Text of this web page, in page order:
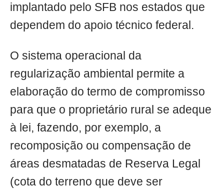
implantado pelo SFB nos estados que
dependem do apoio técnico federal.
O sistema operacional da
regularização ambiental permite a
elaboração do termo de compromisso
para que o proprietário rural se adeque
à lei, fazendo, por exemplo, a
recomposição ou compensação de
áreas desmatadas de Reserva Legal
(cota do terreno que deve ser